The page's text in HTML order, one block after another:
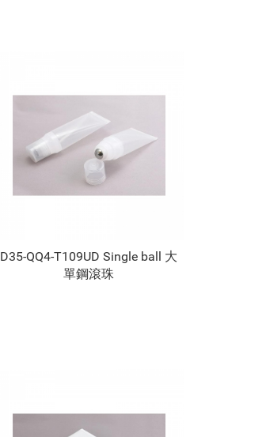
D35-QQ4-T109UD Single ball 大
單鋼滾珠